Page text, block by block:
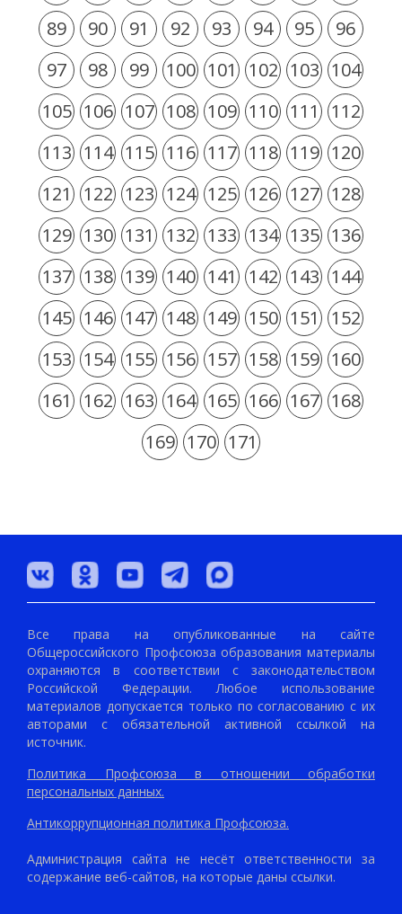
89
90 91 92 93 94 95
96
97
98 99 100 101 102 103 104
105 106 107 108 109 110 111 112
113 114 115 116 117 118 119 120
121 122 123 124 125 126 127 128
129 130 131 132 133 134 135 136
137 138 139 140 141 142 143 144
145 146 147 148 149 150 151 152
153 154 155 156 157 158 159 160
161 162 163 164 165 166 167 168
169 170 171
Все права на опубликованные на сайте
Общероссийского Профсоюза образования материалы
охраняются в соответствии с законодательством
Российской Федерации. Любое использование
материалов допускается только по согласованию с их
авторами с обязательной активной ссылкой на
источник.
Политика Профсоюза в отношении обработки
персональных данных.
Антикоррупционная политика Профсоюза.
Администрация сайта не несёт ответственности за
содержание веб-сайтов, на которые даны ссылки.